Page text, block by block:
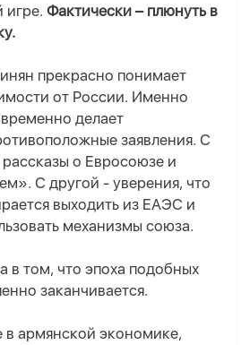
игре. Фактически – плюнуть в
прекрасно понимает
от России. Именно
делает
заявления. С
о Евросоюзе и
С другой - уверения, что
выходить из ЕАЭС и
механизмы союза.
в том, что эпоха подобных
заканчивается.
армянской экономике,